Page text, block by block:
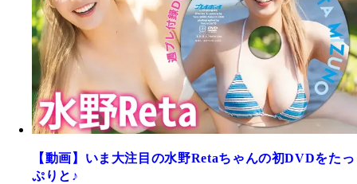
【動画】いま大注目の水野Retaちゃんの初DVDをたっ
ぷりと♪